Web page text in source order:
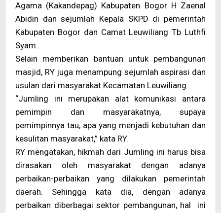
Agama (Kakandepag) Kabupaten Bogor H Zaenal
Abidin dan sejumlah Kepala SKPD di pemerintah
Kabupaten Bogor dan Camat Leuwiliang Tb Luthfi
Syam .
Selain memberikan bantuan untuk pembangunan
masjid, RY juga menampung sejumlah aspirasi dan
usulan dari masyarakat Kecamatan Leuwiliang.
“Jumling ini merupakan alat komunikasi antara
pemimpin dan masyarakatnya, supaya
pemimpinnya tau, apa yang menjadi kebutuhan dan
kesulitan masyarakat,” kata RY.
RY mengatakan, hikmah dari Jumling ini harus bisa
dirasakan oleh masyarakat dengan adanya
perbaikan-perbaikan yang dilakukan pemerintah
daerah. Sehingga kata dia, dengan adanya
perbaikan diberbagai sektor pembangunan, hal ini